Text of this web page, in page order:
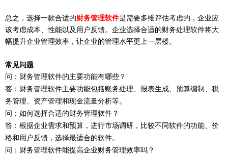
总之，选择一款合适的财务管理软件是需要多维评估考虑的，企业应
该考虑成本、性能以及用户反馈。企业选择合适的财务处理软件将大
幅提升企业管理效率，让企业的管理水平更上一层楼。
常见问题
问：财务管理软件的主要功能有哪些？
答：财务管理软件主要功能包括账务处理、报表生成、预算编制、税
务管理、资产管理和现金流量分析等。
问：如何选择合适的财务管理软件？
答：根据企业需求和预算，进行市场调研，比较不同软件的功能、价
格和用户反馈，选择最适合的软件。
问：财务管理软件能提高企业财务管理效率吗？